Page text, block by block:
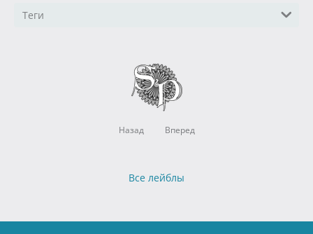
Теги
Назад Вперед
Все лейблы